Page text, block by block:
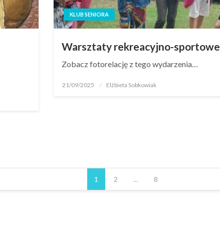
KLUB SENIORA
Warsztaty rekreacyjno-sportowe
Zobacz fotorelację z tego wydarzenia…
21/09/2025 Elżbieta Sobkowiak
1 2 … 8